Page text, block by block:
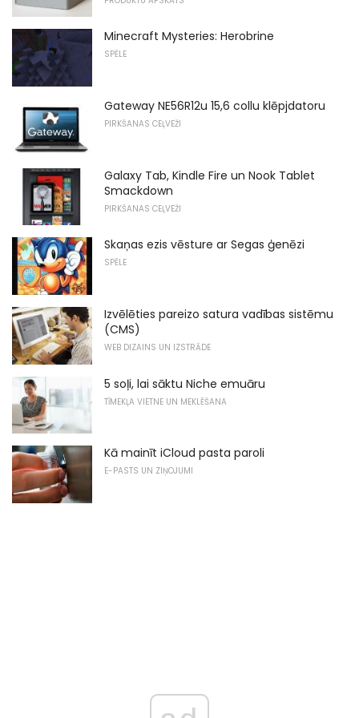
Minecraft Mysteries: Herobrine
SPĒLE
Gateway NE56R12u 15,6 collu klēpjdatoru
PIRKŠANAS CEĻVEŽI
Galaxy Tab, Kindle Fire un Nook Tablet
Smackdown
PIRKŠANAS CEĻVEŽI
Skaņas ezis vēsture ar Segas ģenēzi
SPĒLE
Izvēlēties pareizo satura vadības sistēmu
(CMS)
WEB DIZAINS UN IZSTRĀDE
5 soļi, lai sāktu Niche emuāru
TĪMEKĻA VIETNE UN MEKLĒŠANA
Kā mainīt iCloud pasta paroli
E-PASTS UN ZIŅOJUMI